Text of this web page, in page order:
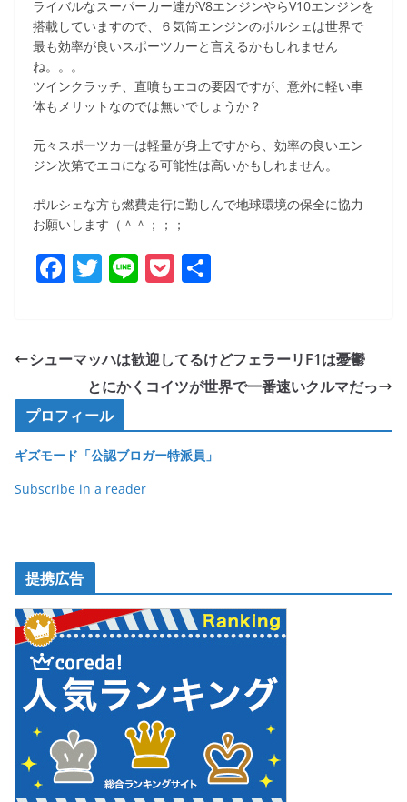
ライバルなスーパーカー達がV8エンジンやらV10エンジンを
搭載していますので、６気筒エンジンのポルシェは世界で
最も効率が良いスポーツカーと言えるかもしれません
ね。。。
ツインクラッチ、直噴もエコの要因ですが、意外に軽い車
体もメリットなのでは無いでしょうか？
元々スポーツカーは軽量が身上ですから、効率の良いエン
ジン次第でエコになる可能性は高いかもしれません。
ポルシェな方も燃費走行に勤しんで地球環境の保全に協力
お願いします（＾＾；；；
F
e
o
o
k
T
er
Li P
et
シューマッハは歓迎してるけどフェラーリF1は憂鬱
とにかくコイツが世界で一番速いクルマだっ
プロフィール
ギズモード「公認ブロガー特派員」
Subscribe in a reader
提携広告